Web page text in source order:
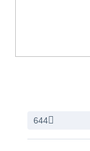
644